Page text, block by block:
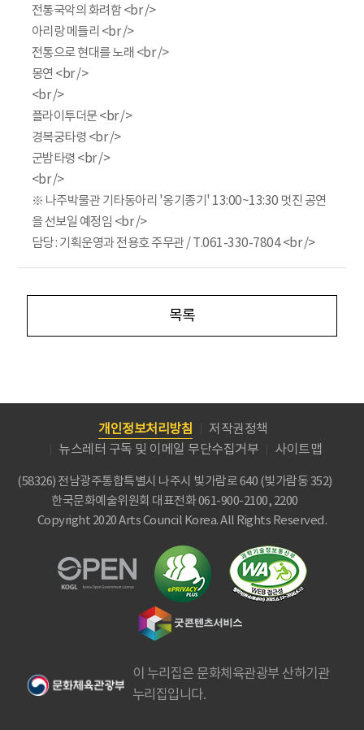
전통국악의 화려함 <br />
아리랑 메들리 <br />
전통으로 현대를 노래 <br />
몽연 <br />
<br />
플라이투더문 <br />
경복궁타령 <br />
군밤타령 <br />
<br />
※ 나주박물관 기타동아리 '옹기종기' 13:00~13:30 멋진 공연
을 선보일 예정임 <br />
담당 : 기획운영과 전용호 주무관 / T.061-330-7804 <br />
목록
개인정보처리방침
저작권정책
뉴스레터 구독 및 이메일 무단수집거부
사이트맵
(58326) 전남광주통합특별시 나주시 빛가람로 640 (빛가람동 352)
한국문화예술위원회 대표전화 061-900-2100, 2200
Copyright 2020 Arts Council Korea. All Rights Reserved.
이 누리집은 문화체육관광부 산하기관
누리집입니다.